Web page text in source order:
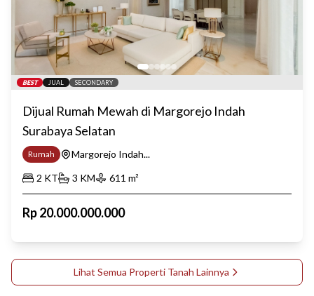
BEST JUAL SECONDARY
Dijual Rumah Mewah di Margorejo Indah
Surabaya Selatan
Rumah
Margorejo Indah...
2 KT 3 KM 611 m²
Rp20.000.000.000
Lihat Semua Properti Tanah Lainnya